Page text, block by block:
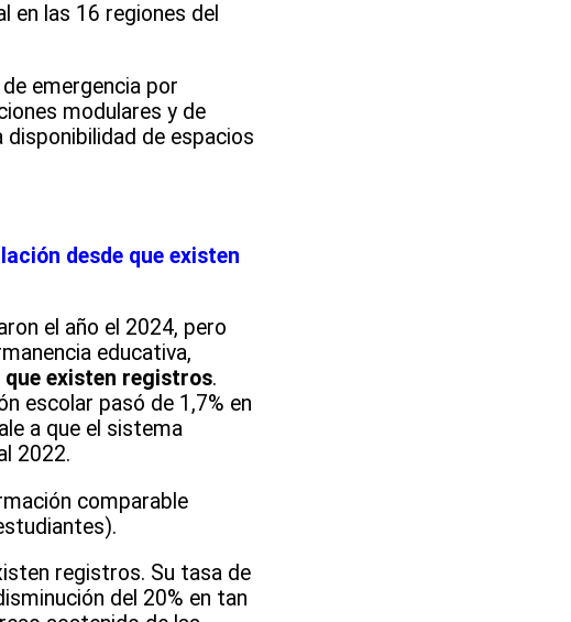
en las 16 regiones del
emergencia por
modulares y de
disponibilidad de espacios
desde que existen
el año el 2024, pero
educativa,
existen registros.
escolar pasó de 1,7% en
a que el sistema
2022.
comparable
registros. Su tasa de
del 20% en tan